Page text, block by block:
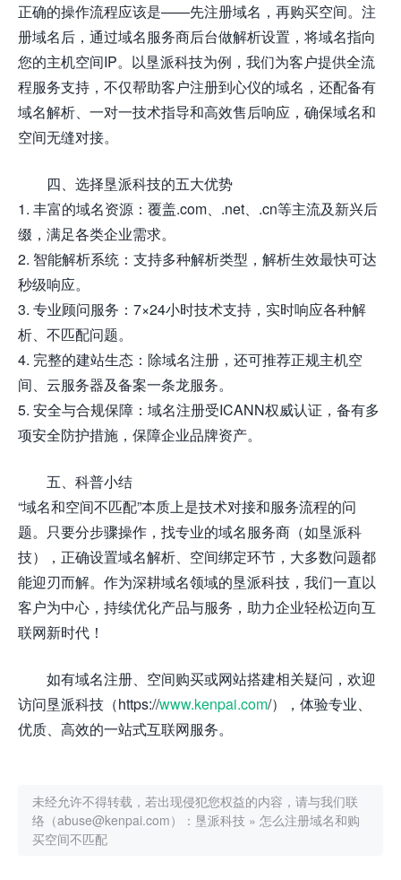
正确的操作流程应该是——先注册域名，再购买空间。注
册域名后，通过域名服务商后台做解析设置，将域名指向
您的主机空间IP。以垦派科技为例，我们为客户提供全流
程服务支持，不仅帮助客户注册到心仪的域名，还配备有
域名解析、一对一技术指导和高效售后响应，确保域名和
空间无缝对接。
四、选择垦派科技的五大优势
1. 丰富的域名资源：覆盖.com、.net、.cn等主流及新兴后
缀，满足各类企业需求。
2. 智能解析系统：支持多种解析类型，解析生效最快可达
秒级响应。
3. 专业顾问服务：7×24小时技术支持，实时响应各种解
析、不匹配问题。
4. 完整的建站生态：除域名注册，还可推荐正规主机空
间、云服务器及备案一条龙服务。
5. 安全与合规保障：域名注册受ICANN权威认证，备有多
项安全防护措施，保障企业品牌资产。
五、科普小结
“域名和空间不匹配”本质上是技术对接和服务流程的问
题。只要分步骤操作，找专业的域名服务商（如垦派科
技），正确设置域名解析、空间绑定环节，大多数问题都
能迎刃而解。作为深耕域名领域的垦派科技，我们一直以
客户为中心，持续优化产品与服务，助力企业轻松迈向互
联网新时代！
如有域名注册、空间购买或网站搭建相关疑问，欢迎
访问垦派科技（https://www.kenpai.com/），体验专业、
优质、高效的一站式互联网服务。
未经允许不得转载，若出现侵犯您权益的内容，请与我们联
络（abuse@kenpai.com）： 垦派科技 » 怎么注册域名和购
买空间不匹配